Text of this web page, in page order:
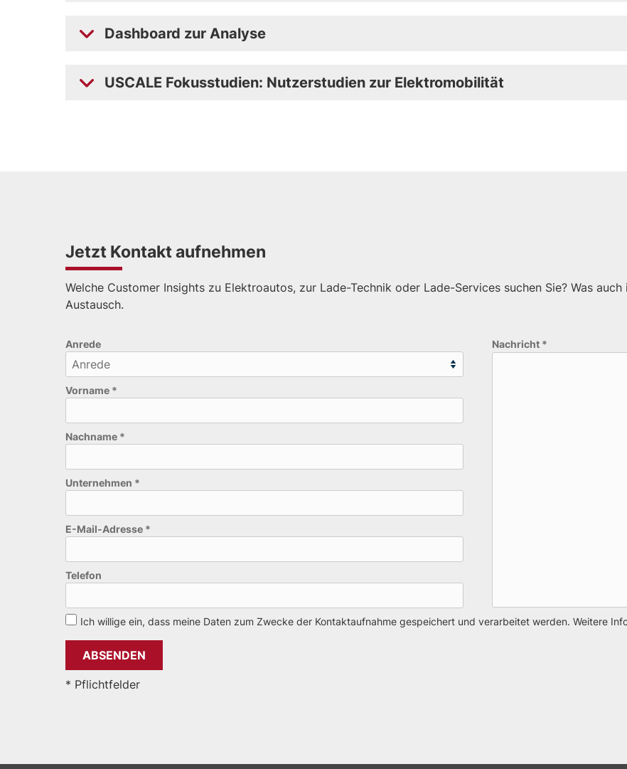
Dashboard zur Analyse
USCALE Fokusstudien: Nutzerstudien zur Elektromobilität
Jetzt Kontakt aufnehmen
Welche Customer Insights zu Elektroautos, zur Lade-Technik oder Lade-Services suchen Sie? Was
Austausch.
Anrede
Vorname *
Nachname *
Unternehmen *
E-Mail-Adresse *
Telefon
Bitte lasse dieses Feld leer. Nachricht *
Ich willige ein, dass meine Daten zum Zwecke der Kontaktaufnahme gespeichert und verarbeitet werden. Weitere
* Pflichtfelder